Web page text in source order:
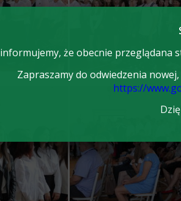
informujemy, że obecnie przeglądana
Zapraszamy do odwiedzenia
https://